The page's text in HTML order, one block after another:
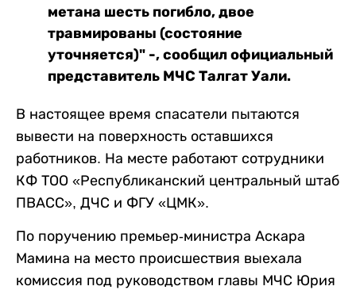
метана шесть погибло, двое
травмированы (состояние
уточняется)" -, сообщил официальный
представитель МЧС Талгат Уали.
В настоящее время спасатели пытаются
вывести на поверхность оставшихся
работников. На месте работают сотрудники
КФ ТОО «Республиканский центральный штаб
ПВАСС», ДЧС и ФГУ «ЦМК».
По поручению премьер-министра Аскара
Мамина на место происшествия выехала
комиссия под руководством главы МЧС Юрия